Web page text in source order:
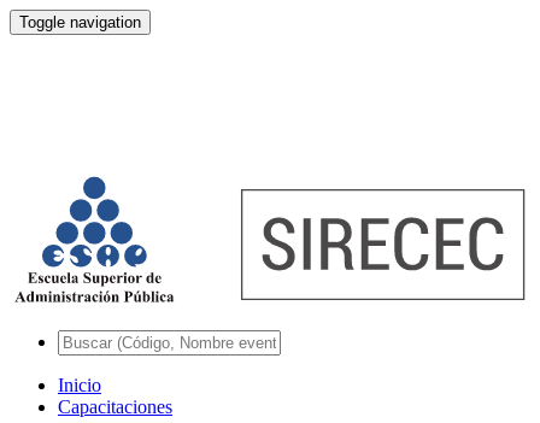
Toggle navigation
Inicio
Capacitaciones